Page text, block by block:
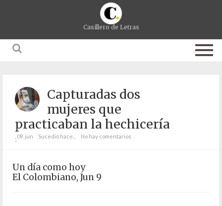
Casillero de Letras
Capturadas dos
mujeres que
practicaban la hechicería
;09. jun Sucedió hace... No hay comentarios
Un día como hoy
El Colombiano, Jun 9